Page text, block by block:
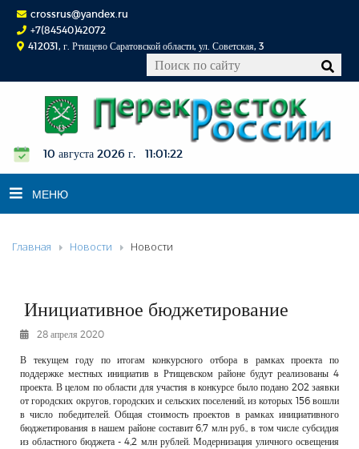
crossrus@yandex.ru
+7(84540)42072
412031, г. Ртищево Саратовской области, ул. Советская, 3
10 августа 2026 г. 11:01:23
МЕНЮ
НОВОСТИ
К СВЕДЕНИЮ
КОНКУРСЫ
РЕКЛАМОДАТЕЛЯМ
ОБЪЯВЛЕНИЯ
КОНТАКТЫ
Главная Новости Новости
Инициативное бюджетирование
28 апреля 2020
В текущем году по итогам конкурсного отбора в рамках проекта по
поддержке местных инициатив в Ртищевском районе будут реализованы 4
проекта. В целом по области для участия в конкурсе было подано 202 заявки
от городских округов, городских и сельских поселений, из которых 156 вошли
в число победителей. Общая стоимость проектов в рамках инициативного
бюджетирования в нашем районе составит 6,7 млн руб., в том числе субсидия
из областного бюджета - 4,2 млн рублей. Модернизация уличного освещения